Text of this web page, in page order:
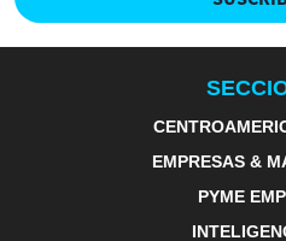
EMPRESAS &
PYME